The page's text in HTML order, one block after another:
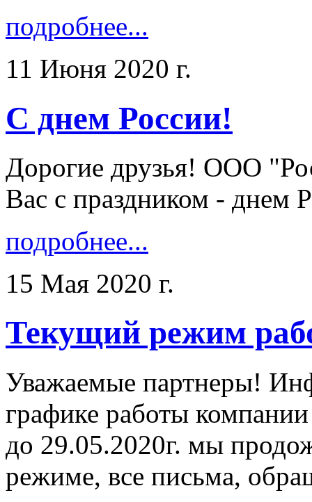
подробнее...
11 Июня 2020 г.
С днем России!
Дорогие друзья! ООО
Вас с праздником - днем
подробнее...
15 Мая 2020 г.
Текущий режим
Уважаемые партнеры!
графике работы
до 29.05.2020г. мы
режиме, все письма,